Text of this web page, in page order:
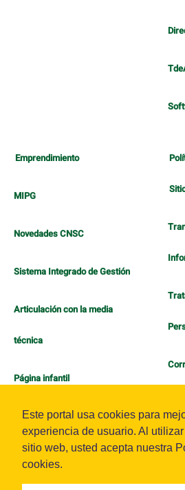
Este portal usa cookies para
experiencia de usuario. Al
sitio web, usted acepta nuestra
cookies.
Emprendimiento
MIPG
Novedades CNSC
Sistema Integrado de Gestión
Articulación con la media
técnica
Página infantil